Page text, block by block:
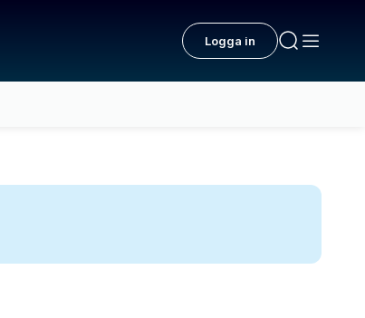
Logga in